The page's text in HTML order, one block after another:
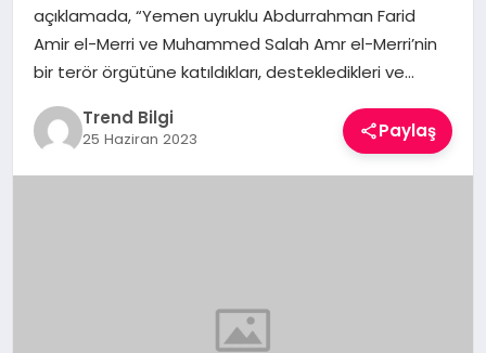
TEKNOLOJI
YAŞAM
açıklamada, “Yemen uyruklu Abdurrahman Farid
Amir el-Merri ve Muhammed Salah Amr el-Merri’nin
bir terör örgütüne katıldıkları, destekledikleri ve…
Trend Bilgi
25 Haziran 2023 Paylaş